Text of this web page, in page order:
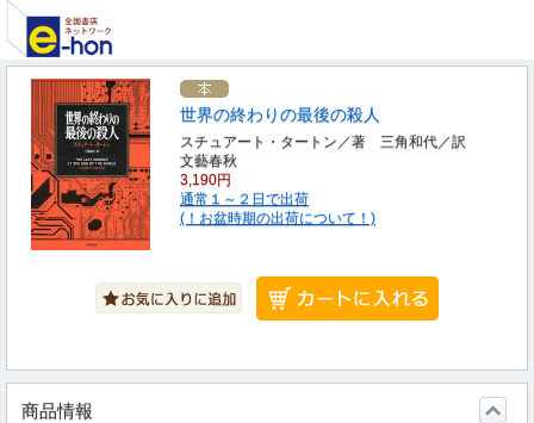
世界の終わりの最後の殺人
スチュアート・タートン／著 三角和代／訳
文藝春秋
3,190円
通常１～２日で出荷
(！お盆時期の出荷について！)
商品情報